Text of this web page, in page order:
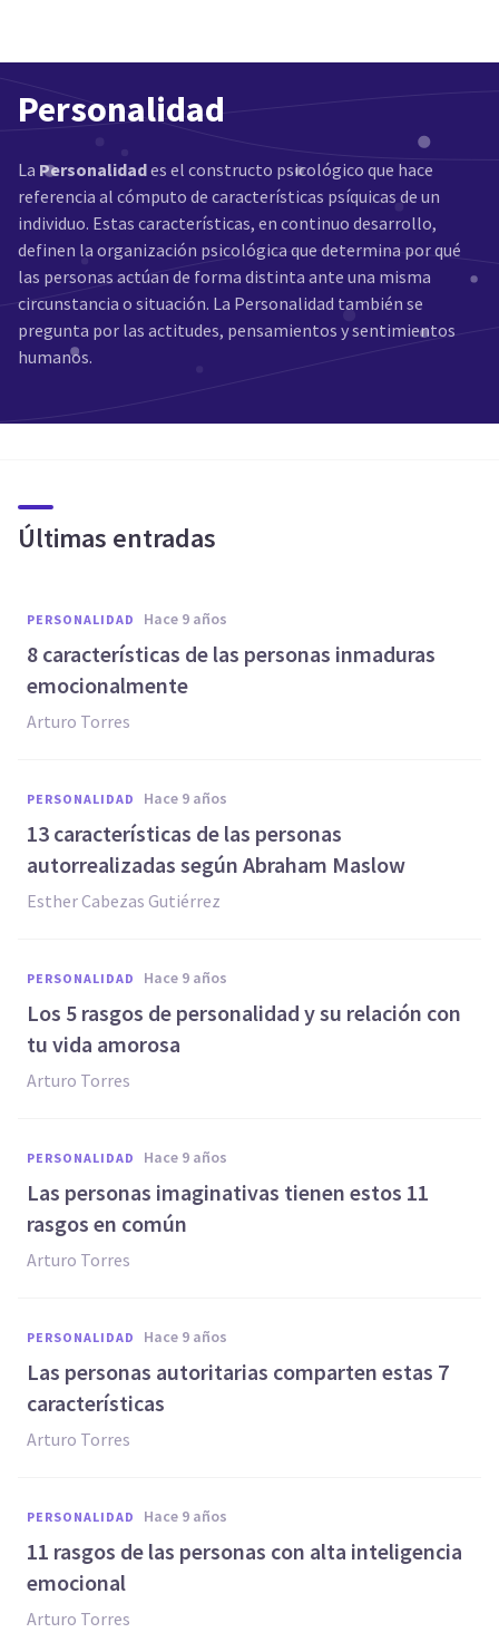
Personalidad
La Personalidades el constructo psicológico que hace
referencia al cómputo de características psíquicas de un
individuo. Estas características, en continuo desarrollo,
definen la organización psicológica que determina por qué
las personas actúan de forma distinta ante una misma
circunstancia o situación. La Personalidad también se
pregunta por las actitudes, pensamientos y sentimientos
humanos.
Últimas entradas
PERSONALIDAD hace 9 años
​8 características de las personas inmaduras
emocionalmente
Arturo Torres
PERSONALIDAD hace 9 años
​13 características de las personas
autorrealizadas según Abraham Maslow
Esther Cabezas Gutiérrez
PERSONALIDAD hace 9 años
​Los 5 rasgos de personalidad y su relación con
tu vida amorosa
Arturo Torres
PERSONALIDAD hace 9 años
​Las personas imaginativas tienen estos 11
rasgos en común
Arturo Torres
PERSONALIDAD hace 9 años
Las personas autoritarias comparten estas 7
características
Arturo Torres
PERSONALIDAD hace 9 años
​11 rasgos de las personas con alta inteligencia
emocional
Arturo Torres